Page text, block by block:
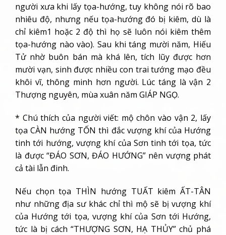
người xưa khi lấy tọa-hướng, tuy không nói rõ bao
nhiêu độ, nhưng nếu tọa-hướng đó bị kiêm, dù là
chỉ kiêm1 hoặc 2 độ thì họ sẽ luôn nói kiêm thêm
tọa-hướng nào vào). Sau khi táng mười năm, Hiếu
Tử nhờ buôn bán mà khá lên, tích lũy được hơn
mười vạn, sinh được nhiều con trai tướng mạo đều
khôi vĩ, thông minh hơn người. Lúc táng là vận 2
Thượng nguyên, mùa xuân năm GIÁP NGỌ.
* Chú thích của người viết: mộ chôn vào vận 2, lấy
tọa CÀN hướng TỐN thì đắc vượng khí của Hướng
tinh tới hướng, vượng khí của Sơn tinh tới tọa, tức
là được “ĐÁO SƠN, ĐÁO HƯỚNG” nên vượng phát
cả tài lẫn đinh.
Nếu chọn tọa THÌN hướng TUẤT kiêm ẤT-TÂN
như những địa sư khác chỉ thì mộ sẽ bị vượng khí
của Hướng tới tọa, vượng khí của Sơn tới Hướng,
tức là bị cách “THƯỢNG SƠN, HẠ THỦY” chủ phá